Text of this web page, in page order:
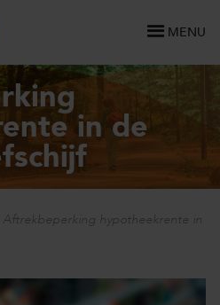
MENU
in de
Aftrekbeperking hypotheekrente in